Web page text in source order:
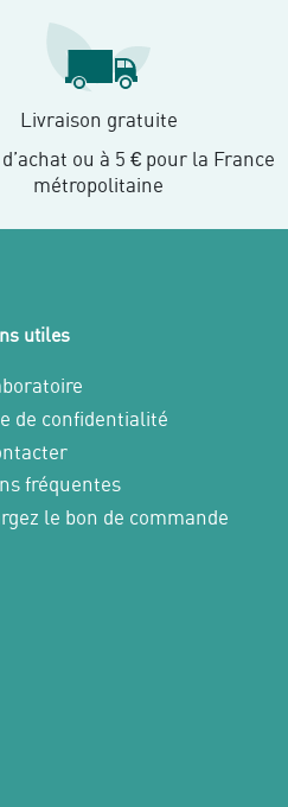
Livraison gratuite
ou à 5 € pour la France
métropolitaine
utiles
de confidentialité
fréquentes
le bon de commande